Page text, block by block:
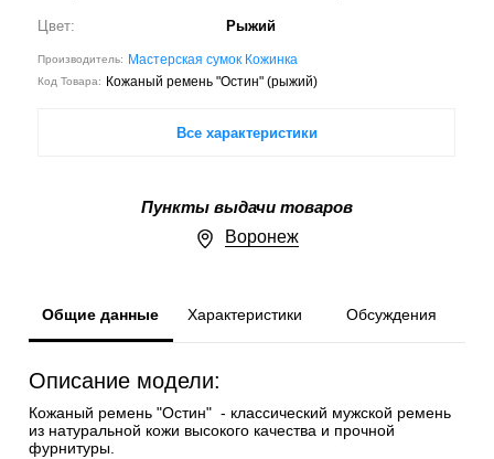
Цвет: Рыжий
Производитель: Мастерская сумок Кожинка
Код Товара: Кожаный ремень "Остин" (рыжий)
Все характеристики
Пункты выдачи товаров
Воронеж
Общие данные Характеристики Обсуждения
Описание модели:
Кожаный ремень "Остин" - классический мужской ремень
из натуральной кожи высокого качества и прочной
фурнитуры.